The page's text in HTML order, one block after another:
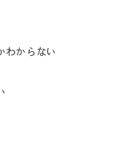
わからない